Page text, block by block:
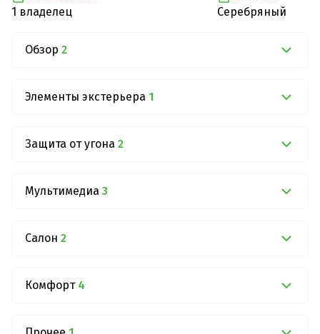
1 владелец Серебряный
Обзор 2
Элементы экстерьера 1
Защита от угона 2
Мультимедиа 3
Салон 2
Комфорт 4